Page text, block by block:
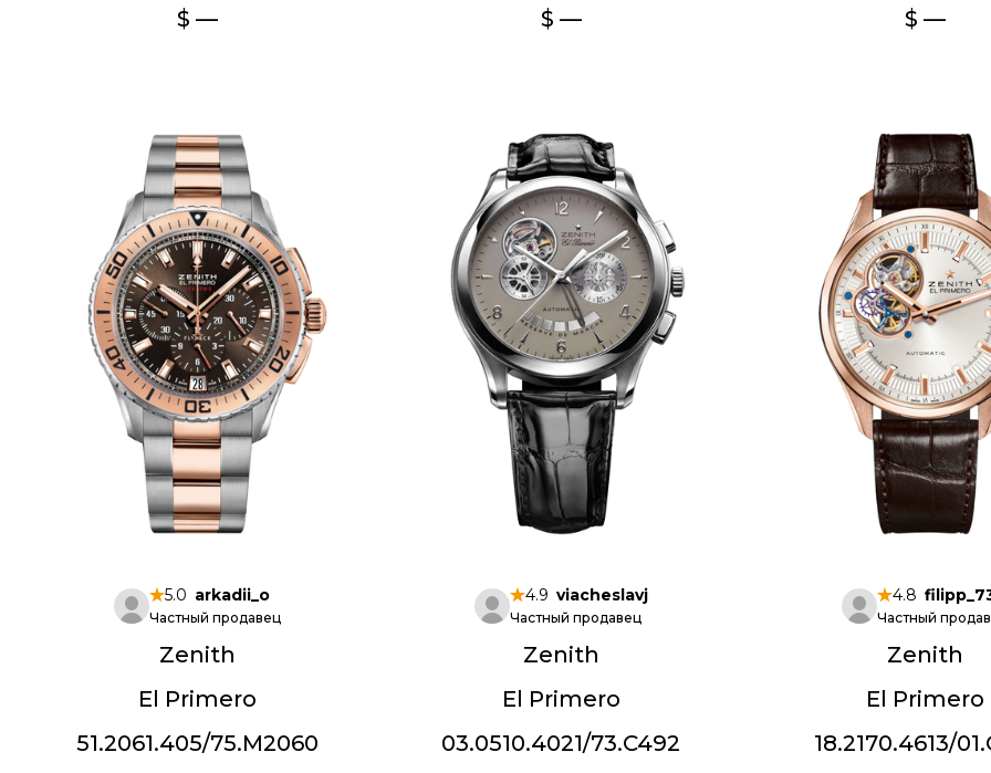
$ —
$ —
$ —
5.0 arkadii_o
Частный продавец
Zenith
El Primero
51.2061.405/75.M2060
4.9 viacheslavj
Частный продавец
Zenith
El Primero
03.0510.4021/73.C492
4.8
Частный
Zenith
El Primero
18.2170.4613/